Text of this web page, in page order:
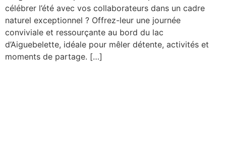
célébrer l’été avec vos collaborateurs dans un cadre
naturel exceptionnel ? Offrez-leur une journée
conviviale et ressourçante au bord du lac
d’Aiguebelette, idéale pour mêler détente, activités et
moments de partage. […]